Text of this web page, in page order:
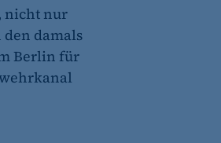
nicht nur
den damals
Berlin für